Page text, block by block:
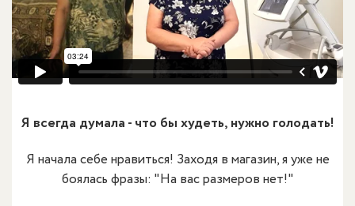
Я всегда думала - что бы худеть, нужно голодать!
Я начала себе нравиться! Заходя в магазин, я уже не
боялась фразы: "На вас размеров нет!"